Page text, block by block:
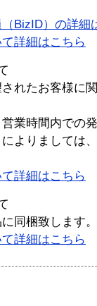
BizID）の詳細
詳細はこちら
れたお客様に
業時間内での
よりましては
詳細はこちら
同梱致します。
詳細はこちら